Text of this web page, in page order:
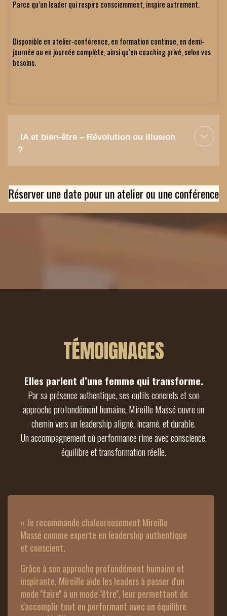
Parce qu’un leader qui respire consciemment, inspire autrement.
Disponible en atelier-conférence, en formation continue, en demi-
journée ou en journée complète, ainsi qu’en coaching privé, selon vos
besoins.
IA et bien-être – Révolution ou illusion
?
Réserver une date pour un atelier ou une conférence
TÉMOIGNAGES
Elles parlent d’une femme qui transforme.
Par sa présence authentique, ses outils concrets et son
approche profondément humaine, Mireille Massé ouvre un
chemin vers un leadership aligné, incarné, et durable.
Un accompagnement où performance rime avec conscience,
équilibre et transformation réelle.
« Je recommande chaleureusement Mireille
Massé comme experte en leadership authentique
et conscient.
Grâce à son approche profondément humaine et
inspirante, Mireille aide les leaders à passer d'un
mode ''faire'' à un mode ''être'', leur permettant de
s'accomplir tout en performant avec un équilibre